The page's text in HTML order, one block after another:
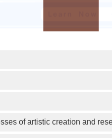
of artistic creation and